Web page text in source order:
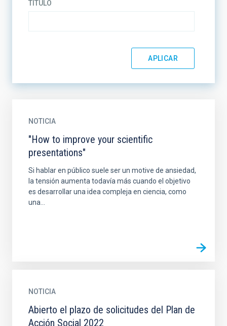
navegación
TÍTULO
NOTICIA
"How to improve your scientific
presentations"
Si hablar en público suele ser un motive de ansiedad,
la tensión aumenta todavía más cuando el objetivo
es desarrollar una idea compleja en ciencia, como
una...
NOTICIA
Abierto el plazo de solicitudes del Plan de
Acción Social 2022